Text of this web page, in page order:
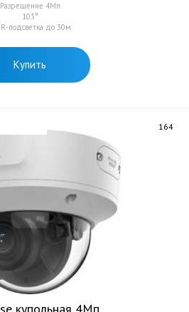
Разрешение 4Мп
103°
подсветка до 30м
Купить
164